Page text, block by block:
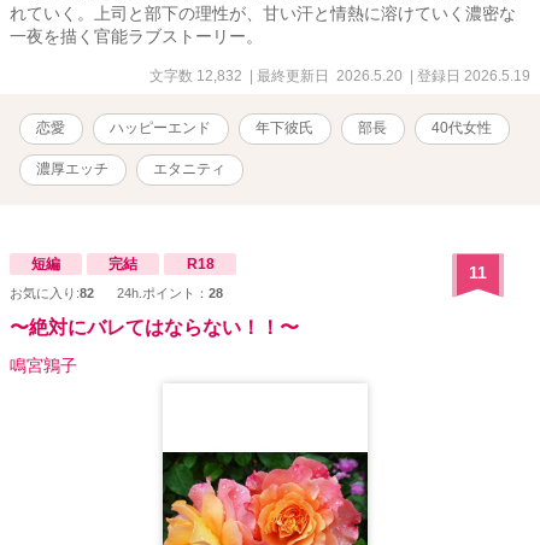
れていく。上司と部下の理性が、甘い汗と情熱に溶けていく濃密な
一夜を描く官能ラブストーリー。
文字数 12,832 | 最終更新日 2026.5.20 | 登録日 2026.5.19
恋愛 ハッピーエンド 年下彼氏 部長 40代女性
濃厚エッチ エタニティ
短編 完結 R18
お気に入り:82 24h.ポイント： 28
11
〜絶対にバレてはならない！！〜
鳴宮鶉子